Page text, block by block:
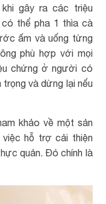
khi gây ra các triệu
thể pha 1 thìa cà
ấm và uống từng
phù hợp với mọi
chứng ở người có
và dừng lại nếu
khảo về một sản
hỗ trợ cải thiện
quản. Đó chính là